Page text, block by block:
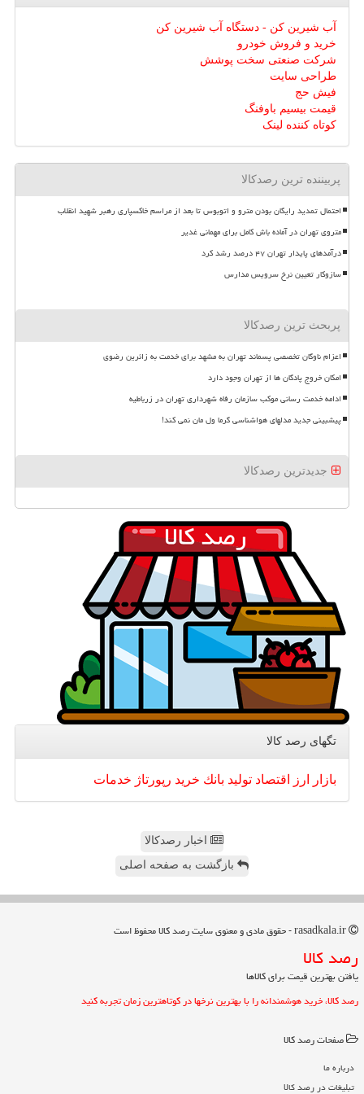
آب شیرین کن - دستگاه آب شیرین کن
خرید و فروش خودرو
شرکت صنعتی سخت پوشش
طراحی سایت
فیش حج
قیمت بیسیم باوفنگ
کوتاه کننده لینک
پربیننده ترین رصدکالا
احتمال تمدید رایگان بودن مترو و اتوبوس تا بعد از مراسم خاکسپاری رهبر شهید انقلاب
متروی تهران در آماده باش کامل برای مهمانی غدیر
درآمدهای پایدار تهران ۴۷ درصد رشد کرد
سازوکار تعیین نرخ سرویس مدارس
پربحث ترین رصدکالا
اعزام ناوگان تخصصی پسماند تهران به مشهد برای خدمت به زائرین رضوی
امکان خروج پادگان ها از تهران وجود دارد
ادامه خدمت رسانی موکب سازمان رفاه شهرداری تهران در زرباطیه
پیشبینی جدید مدلهای هواشناسی گرما ول مان نمی کند!
جدیدترین رصدکالا
تگهای رصد كالا
بازار ارز اقتصاد تولید بانك خرید رپورتاژ خدمات
اخبار رصدکالا
بازگشت به صفحه اصلی
رصد كالا
یافتن بهترین قیمت برای کالاها
رصد کالا، خرید هوشمندانه را با بهترین نرخها در کوتاهترین زمان تجربه کنید
صفحات رصد كالا
درباره ما
تبلیغات در رصد كالا